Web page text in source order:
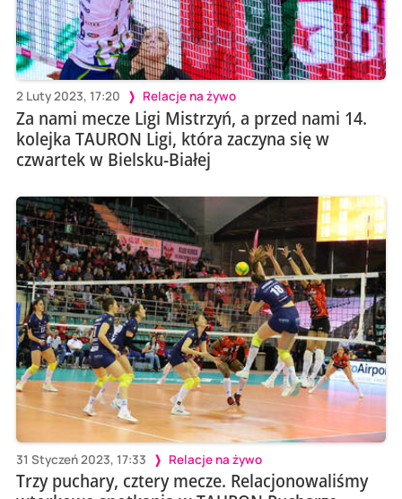
2 Luty 2023, 17:20 Relacje na żywo
Za nami mecze Ligi Mistrzyń, a przed nami 14.
kolejka TAURON Ligi, która zaczyna się w
czwartek w Bielsku-Białej
31 Styczeń 2023, 17:33 Relacje na żywo
Trzy puchary, cztery mecze. Relacjonowaliśmy